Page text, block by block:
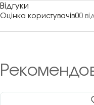
Відгуки
Оцінка користувачів00